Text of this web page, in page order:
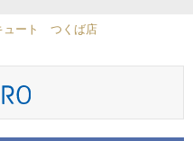
ュート つくば店